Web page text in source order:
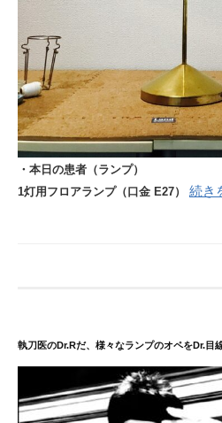
・本日の患者（ランプ）
1灯用フロアランプ（口金 E27）
続き
執刀医のDr.Rだ、様々なランプのオペをDr.目